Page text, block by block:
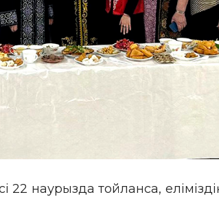
22 наурызда тойланса,